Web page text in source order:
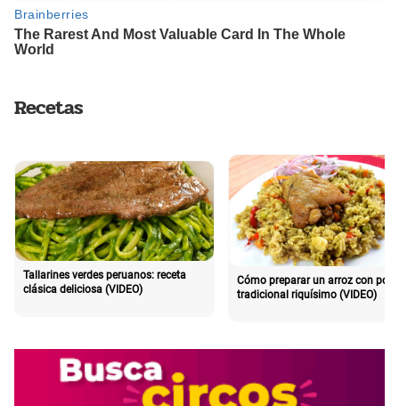
Recetas
Tallarines verdes peruanos: receta
clásica deliciosa (VIDEO)
Cómo preparar un arroz con pollo
tradicional riquísimo (VIDEO)